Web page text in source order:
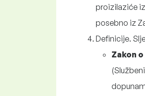
proizilaziće
posebno iz
Definicije.
Zakon
(